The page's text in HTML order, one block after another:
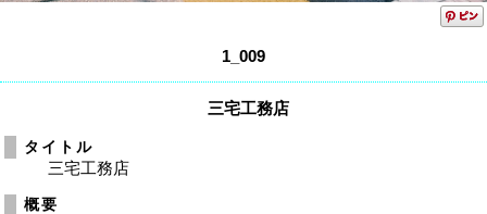
1_009
三宅工務店
タイトル
三宅工務店
概要